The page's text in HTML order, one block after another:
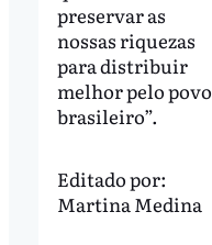
preservar as
nossas riquezas
para distribuir
melhor pelo povo
brasileiro”.
Editado por:
Martina Medina